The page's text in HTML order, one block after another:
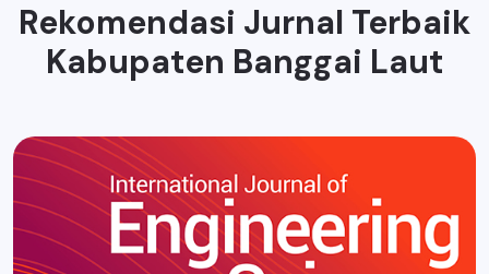
Rekomendasi Jurnal Terbaik
Kabupaten Banggai Laut